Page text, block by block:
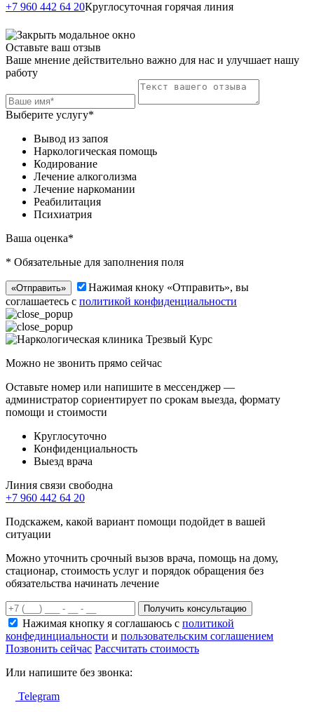
+7 960 442 64 20Круглосуточная горячая линия
Оставьте ваш отзыв
Ваше мнение действительно важно для нас и улучшает нашу
работу
Выберите услугу*
Вывод из запоя
Наркологическая помощь
Кодирование
Лечение алкоголизма
Лечение наркомании
Реабилитация
Психиатрия
Ваша оценка*
* Обязательные для заполнения поля
«Отправить»
Нажимая кноку «Отправить», вы
соглашаетесь с политикой конфиденциальности
Можно не звонить прямо сейчас
Оставьте номер или напишите в мессенджер —
администратор сориентирует по срокам выезда, формату
помощи и стоимости
Круглосуточно
Конфиденциальность
Выезд врача
Линия связи свободна
+7 960 442 64 20
Подскажем, какой вариант помощи подойдет в вашей
ситуации
Можно уточнить срочный вызов врача, помощь на дому,
стационар, стоимость услуг и порядок обращения без
обязательства начинать лечение
Получить консультацию
Нажимая кнопку я соглашаюсь с политикой
конфединциальности и пользовательским соглашением
Позвонить сейчас Рассчитать стоимость
Или напишите без звонка:
Telegram